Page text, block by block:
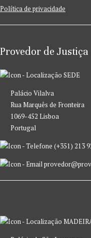
Política de privacidade
Provedor de Justiça
SEDE
Palácio Vilalva
Rua Marquês de Fronteira
1069-452 Lisboa
Portugal
(+351) 213